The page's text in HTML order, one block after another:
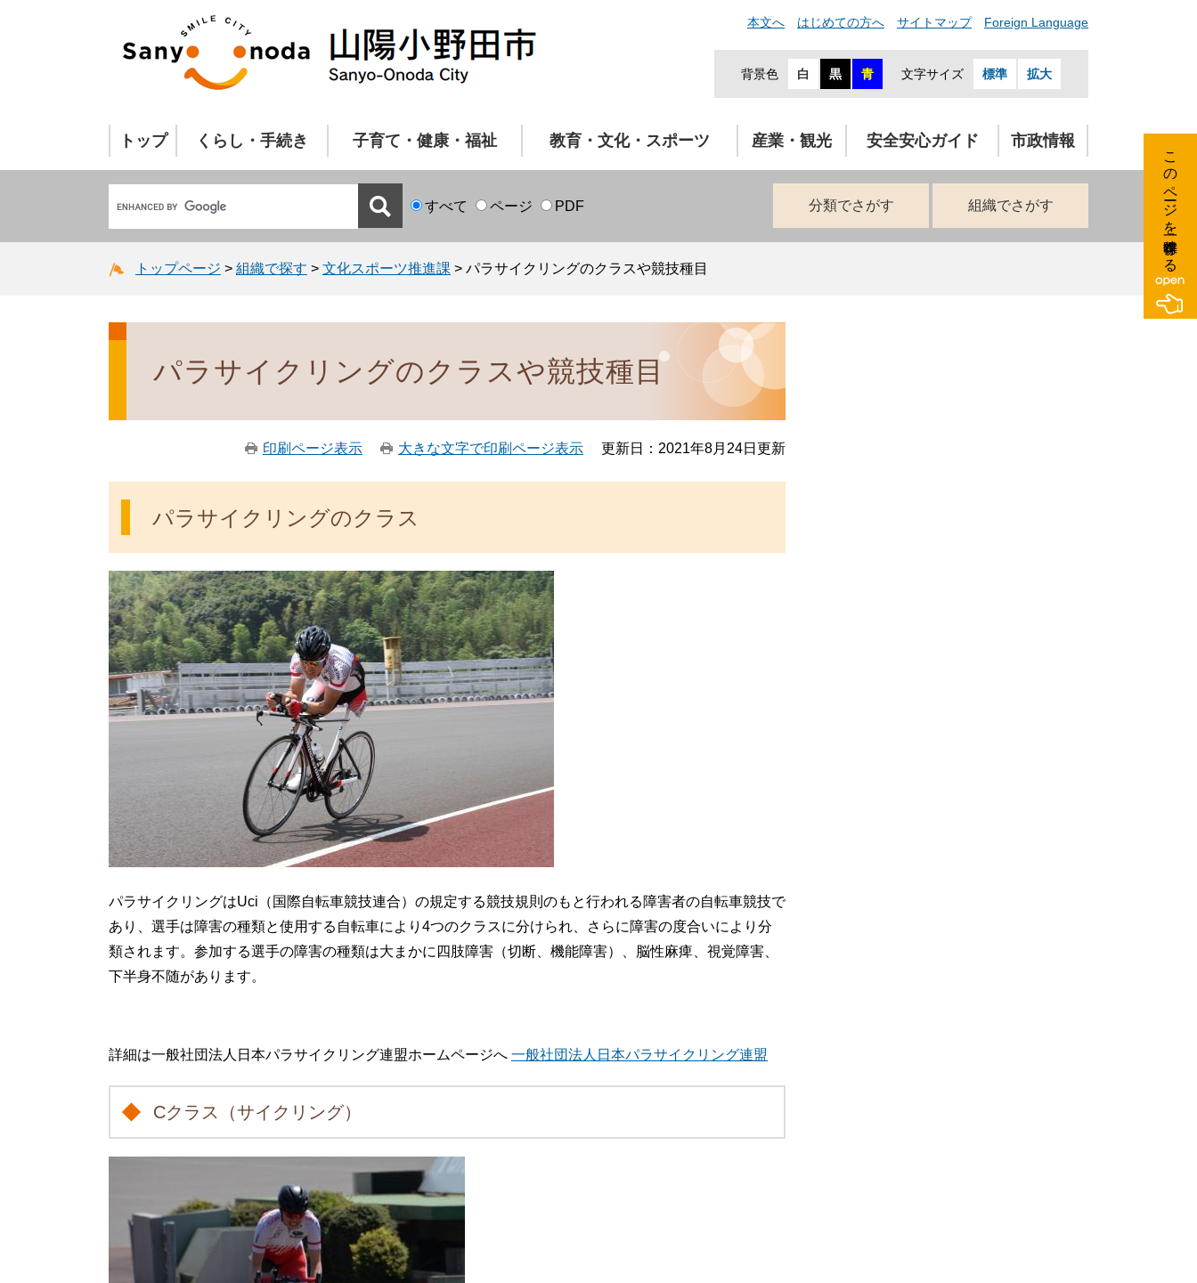
本文へ はじめての方へ サイトマップ Foreign Language
背景色 白 黒 青 文字サイズ 標準 拡大
トップ くらし・手続き 子育て・健康・福祉 教育・文化・スポーツ 産業・観光 安全安心ガイド 市政情報
すべて ページ PDF 分類でさがす 組織でさがす
トップページ > 組織で探す > 文化スポーツ推進課 > パラサイクリングのクラスや競技種目
パラサイクリングのクラスや競技種目
印刷ページ表示 大きな文字で印刷ページ表示 更新日：2021年8月24日更新
パラサイクリングのクラス
パラサイクリングはUci（国際自転車競技連合）の規定する競技規則のもと行われる障害者の自転車競技で
あり、選手は障害の種類と使用する自転車により4つのクラスに分けられ、さらに障害の度合いにより分
類されます。参加する選手の障害の種類は大まかに四肢障害（切断、機能障害）、脳性麻痺、視覚障害、
下半身不随があります。
詳細は一般社団法人日本パラサイクリング連盟ホームページへ 一般社団法人日本パラサイクリング連盟
Cクラス（サイクリング）
このページを一時保存する